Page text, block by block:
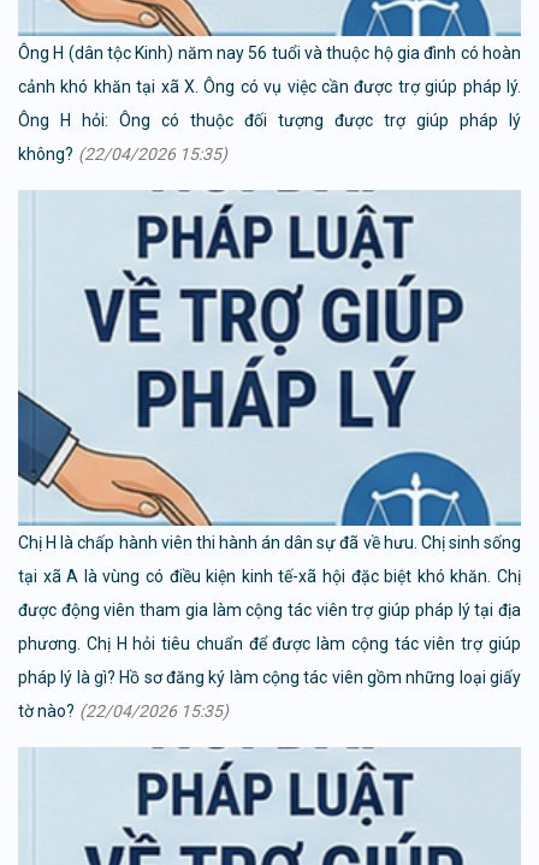
Ông H (dân tộc Kinh) năm nay 56 tuổi và thuộc hộ gia đình có hoàn
cảnh khó khăn tại xã X. Ông có vụ việc cần được trợ giúp pháp lý.
Ông H hỏi: Ông có thuộc đối tượng được trợ giúp pháp lý
không? (22/04/2026 15:35)
Chị H là chấp hành viên thi hành án dân sự đã về hưu. Chị sinh sống
tại xã A là vùng có điều kiện kinh tế-xã hội đặc biệt khó khăn. Chị
được động viên tham gia làm cộng tác viên trợ giúp pháp lý tại địa
phương. Chị H hỏi tiêu chuẩn để được làm cộng tác viên trợ giúp
pháp lý là gì? Hồ sơ đăng ký làm cộng tác viên gồm những loại giấy
tờ nào? (22/04/2026 15:35)